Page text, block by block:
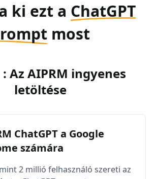
ki ezt a ChatGPT
most
Az AIPRM ingyenes
letöltése
ChatGPT a Google
számára
2 millió felhasználó szereti az